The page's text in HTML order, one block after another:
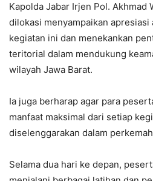
Kapolda Jabar Irjen Pol. Akhmad
dilokasi menyampaikan
kegiatan ini dan menekankan
teritorial dalam mendukung
wilayah Jawa Barat.
Ia juga berharap agar para
manfaat maksimal dari setiap
diselenggarakan dalam
Selama dua hari ke depan,